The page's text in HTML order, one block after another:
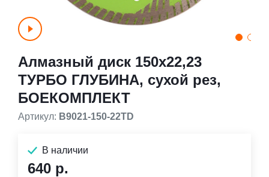
Алмазный диск 150x22,23
ТУРБО ГЛУБИНА, сухой рез,
БОЕКОМПЛЕКТ
Артикул: B9021-150-22TD
В наличии
640 р.